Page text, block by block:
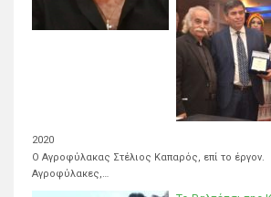
2020
Ο Αγροφύλακας Στέλιος Καπαρός, επί το
Αγροφύλακες,…